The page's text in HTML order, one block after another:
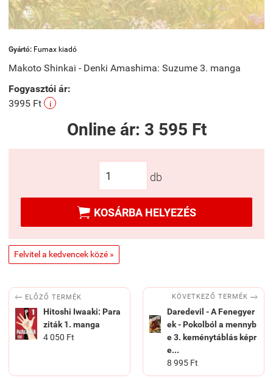
Gyártó: Fumax kiadó
Makoto Shinkai - Denki Amashima: Suzume 3. manga
Fogyasztói ár:
3995 Ft
i
Online ár: 3 595 Ft
db
 KOSÁRBA HELYEZÉS
Felvitel a kedvencek közé »
 ELŐZŐ TERMÉK
Hitoshi Iwaaki: Para
ziták 1. manga
4 050 Ft
KÖVETKEZŐ TERMÉK 
Daredevil - A Fenegyer
ek - Pokolból a mennyb
e 3. keménytáblás képr
e...
8 995 Ft